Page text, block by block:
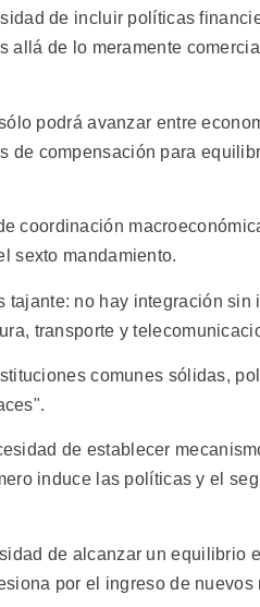
de incluir políticas
allá de lo meramente
podrá avanzar entre
de compensación para
coordinación
sexto mandamiento.
tajante: no hay integración
transporte y
comunes sólidas,
de establecer
induce las políticas y el
de alcanzar un equilibrio
por el ingreso de nuevos